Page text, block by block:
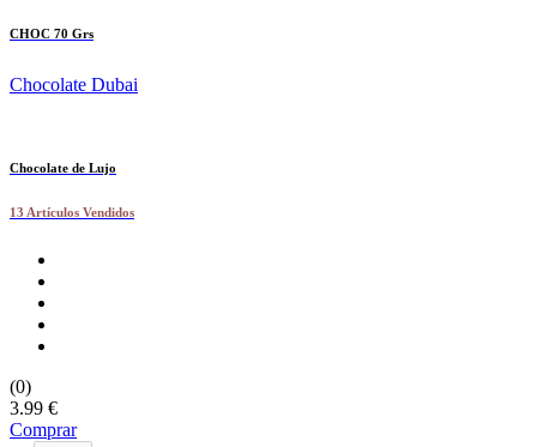
CHOC 70 Grs
Chocolate Dubai
Chocolate de Lujo
13 Artículos Vendidos
(0)
3.99 €
Comprar